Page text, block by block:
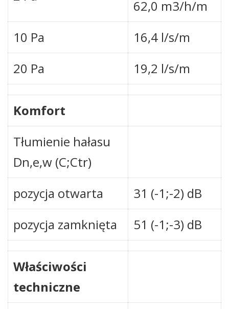
62,0 m3/h/m
10 Pa
16,4 l/s/m
20 Pa
19,2 l/s/m
Komfort
Tłumienie hałasu
Dn,e,w (C;Ctr)
pozycja otwarta
31 (-1;-2) dB
pozycja zamknięta
51 (-1;-3) dB
Właściwości
techniczne